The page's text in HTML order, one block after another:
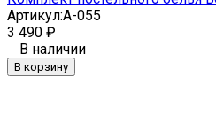
Артикул:A-055
3 490 ₽
В наличии
В корзину